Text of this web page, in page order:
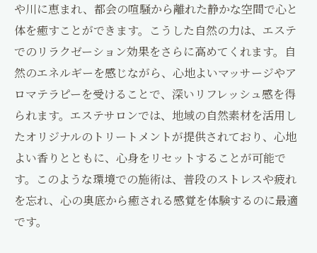
や川に恵まれ、都会の喧騒から離れた静かな空間で心と
体を癒すことができます。こうした自然の力は、エステ
でのリラクゼーション効果をさらに高めてくれます。自
然のエネルギーを感じながら、心地よいマッサージやア
ロマテラピーを受けることで、深いリフレッシュ感を得
られます。エステサロンでは、地域の自然素材を活用し
たオリジナルのトリートメントが提供されており、心地
よい香りとともに、心身をリセットすることが可能で
す。このような環境での施術は、普段のストレスや疲れ
を忘れ、心の奥底から癒される感覚を体験するのに最適
です。